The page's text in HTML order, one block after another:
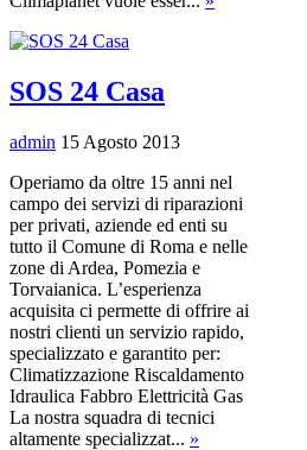
SOS 24 Casa
admin 15 Agosto 2013
Operiamo da oltre 15 anni nel
campo dei servizi di riparazioni
per privati, aziende ed enti su
tutto il Comune di Roma e nelle
zone di Ardea, Pomezia e
Torvaianica. L’esperienza
acquisita ci permette di offrire ai
nostri clienti un servizio rapido,
specializzato e garantito per:
Climatizzazione Riscaldamento
Idraulica Fabbro Elettricità Gas
La nostra squadra di tecnici
altamente specializzat... »